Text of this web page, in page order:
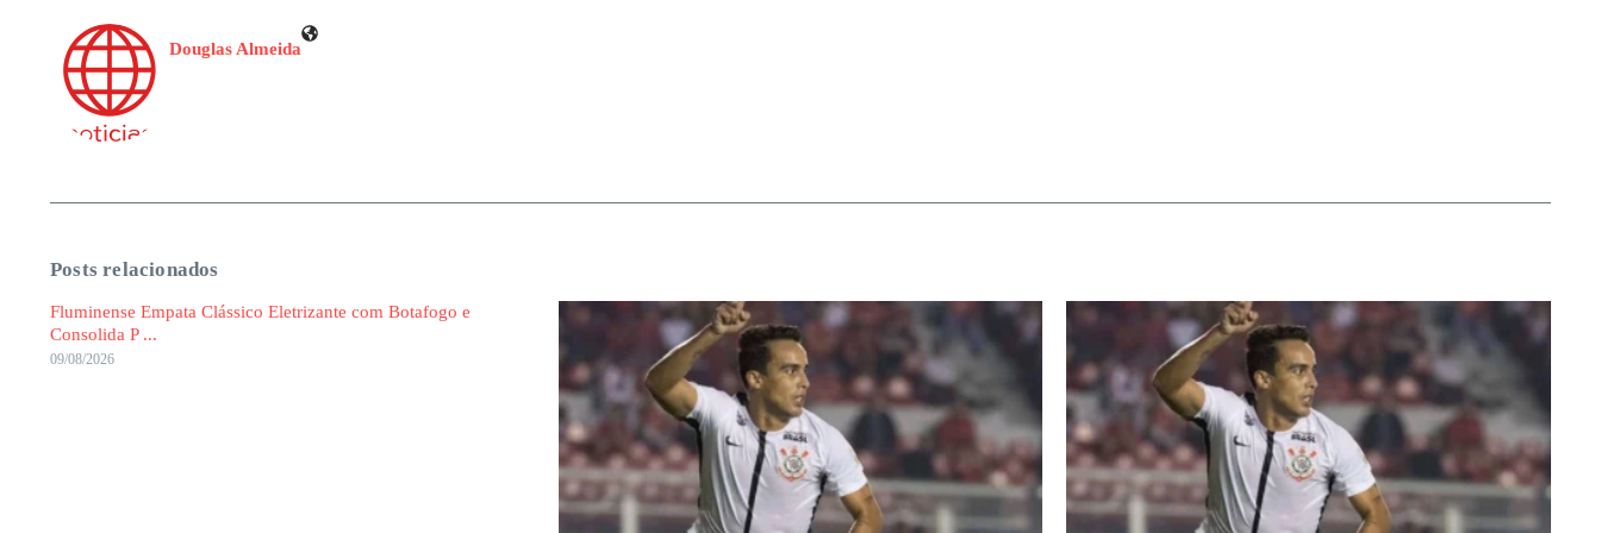
Douglas Almeida
Posts relacionados
Fluminense Empata Clássico Eletrizante com Botafogo e
Consolida P ...
09/08/2026